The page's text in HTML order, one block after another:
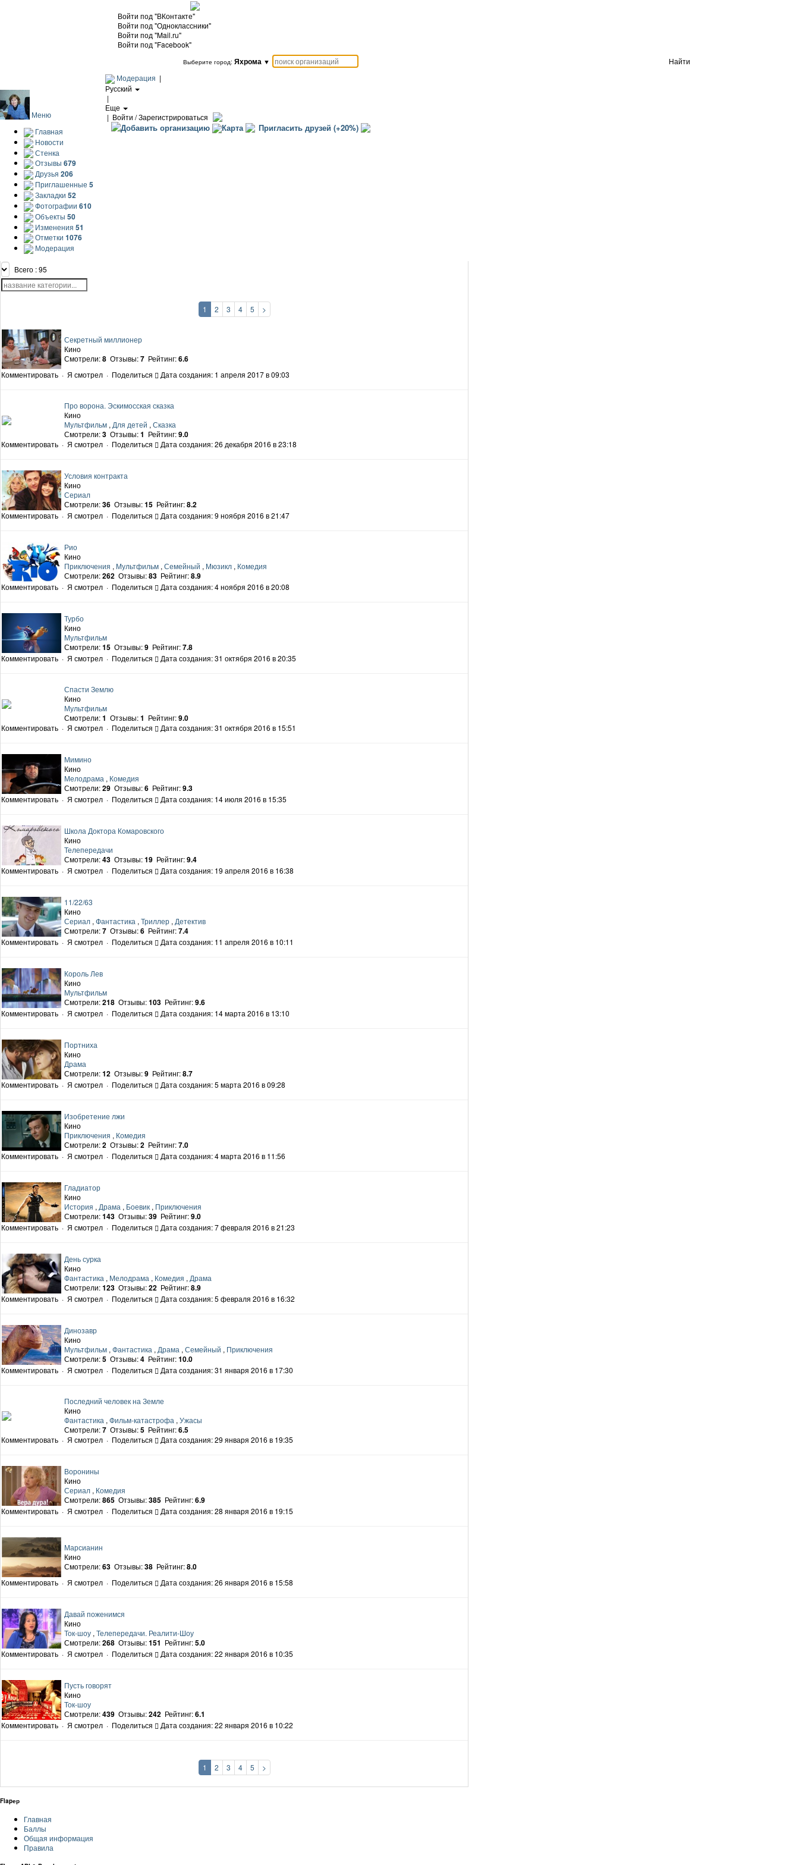
Войти под "ВКонтакте"
Войти под "Одноклассники"
Войти под "Mail.ru"
Войти под "Facebook"
Выберите город: Яхрома ▼
Найти
Модерация |
Русский
|
Еще
| Войти / Зарегистрироваться
Добавить организацию Карта Пригласить друзей (+20%)
Меню
Главная
Новости
Стенка
Отзывы 679
Друзья 206
Приглашенные 5
Закладки 52
Фотографии 610
Объекты 50
Изменения 51
Отметки 1076
Модерация
Всего : 95
1 2 3 4 5 >
Секретный миллионер
Кино
Смотрели:8 Отзывы:7 Рейтинг:6.6
Комментировать · Я смотрел · Поделиться Дата создания: 1 апреля 2017 в 09:03
Про ворона. Эскимосская сказка
Кино
Мультфильм , Для детей , Сказка
Смотрели:3 Отзывы:1 Рейтинг:9.0
Комментировать · Я смотрел · Поделиться Дата создания: 26 декабря 2016 в 23:18
Условия контракта
Кино
Сериал
Смотрели:36 Отзывы:15 Рейтинг:8.2
Комментировать · Я смотрел · Поделиться Дата создания: 9 ноября 2016 в 21:47
Рио
Кино
Приключения , Мультфильм , Семейный , Мюзикл , Комедия
Смотрели:262 Отзывы:83 Рейтинг:8.9
Комментировать · Я смотрел · Поделиться Дата создания: 4 ноября 2016 в 20:08
Турбо
Кино
Мультфильм
Смотрели:15 Отзывы:9 Рейтинг:7.8
Комментировать · Я смотрел · Поделиться Дата создания: 31 октября 2016 в 20:35
Спасти Землю
Кино
Мультфильм
Смотрели:1 Отзывы:1 Рейтинг:9.0
Комментировать · Я смотрел · Поделиться Дата создания: 31 октября 2016 в 15:51
Мимино
Кино
Мелодрама , Комедия
Смотрели:29 Отзывы:6 Рейтинг:9.3
Комментировать · Я смотрел · Поделиться Дата создания: 14 июля 2016 в 15:35
Школа Доктора Комаровского
Кино
Телепередачи
Смотрели:43 Отзывы:19 Рейтинг:9.4
Комментировать · Я смотрел · Поделиться Дата создания: 19 апреля 2016 в 16:38
11/22/63
Кино
Сериал , Фантастика , Триллер , Детектив
Смотрели:7 Отзывы:6 Рейтинг:7.4
Комментировать · Я смотрел · Поделиться Дата создания: 11 апреля 2016 в 10:11
Король Лев
Кино
Мультфильм
Смотрели:218 Отзывы:103 Рейтинг:9.6
Комментировать · Я смотрел · Поделиться Дата создания: 14 марта 2016 в 13:10
Портниха
Кино
Драма
Смотрели:12 Отзывы:9 Рейтинг:8.7
Комментировать · Я смотрел · Поделиться Дата создания: 5 марта 2016 в 09:28
Изобретение лжи
Кино
Приключения , Комедия
Смотрели:2 Отзывы:2 Рейтинг:7.0
Комментировать · Я смотрел · Поделиться Дата создания: 4 марта 2016 в 11:56
Гладиатор
Кино
История , Драма , Боевик , Приключения
Смотрели:143 Отзывы:39 Рейтинг:9.0
Комментировать · Я смотрел · Поделиться Дата создания: 7 февраля 2016 в 21:23
День сурка
Кино
Фантастика , Мелодрама , Комедия , Драма
Смотрели:123 Отзывы:22 Рейтинг:8.9
Комментировать · Я смотрел · Поделиться Дата создания: 5 февраля 2016 в 16:32
Динозавр
Кино
Мультфильм , Фантастика , Драма , Семейный , Приключения
Смотрели:5 Отзывы:4 Рейтинг:10.0
Комментировать · Я смотрел · Поделиться Дата создания: 31 января 2016 в 17:30
Последний человек на Земле
Кино
Фантастика , Фильм-катастрофа , Ужасы
Смотрели:7 Отзывы:5 Рейтинг:6.5
Комментировать · Я смотрел · Поделиться Дата создания: 29 января 2016 в 19:35
Воронины
Кино
Сериал , Комедия
Смотрели:865 Отзывы:385 Рейтинг:6.9
Комментировать · Я смотрел · Поделиться Дата создания: 28 января 2016 в 19:15
Марсианин
Кино
Смотрели:63 Отзывы:38 Рейтинг:8.0
Комментировать · Я смотрел · Поделиться Дата создания: 26 января 2016 в 15:58
Давай поженимся
Кино
Ток-шоу , Телепередачи. Реалити-Шоу
Смотрели:268 Отзывы:151 Рейтинг:5.0
Комментировать · Я смотрел · Поделиться Дата создания: 22 января 2016 в 10:35
Пусть говорят
Кино
Ток-шоу
Смотрели:439 Отзывы:242 Рейтинг:6.1
Комментировать · Я смотрел · Поделиться Дата создания: 22 января 2016 в 10:22
1 2 3 4 5 >
Flapер
Главная
Баллы
Общая информация
Правила